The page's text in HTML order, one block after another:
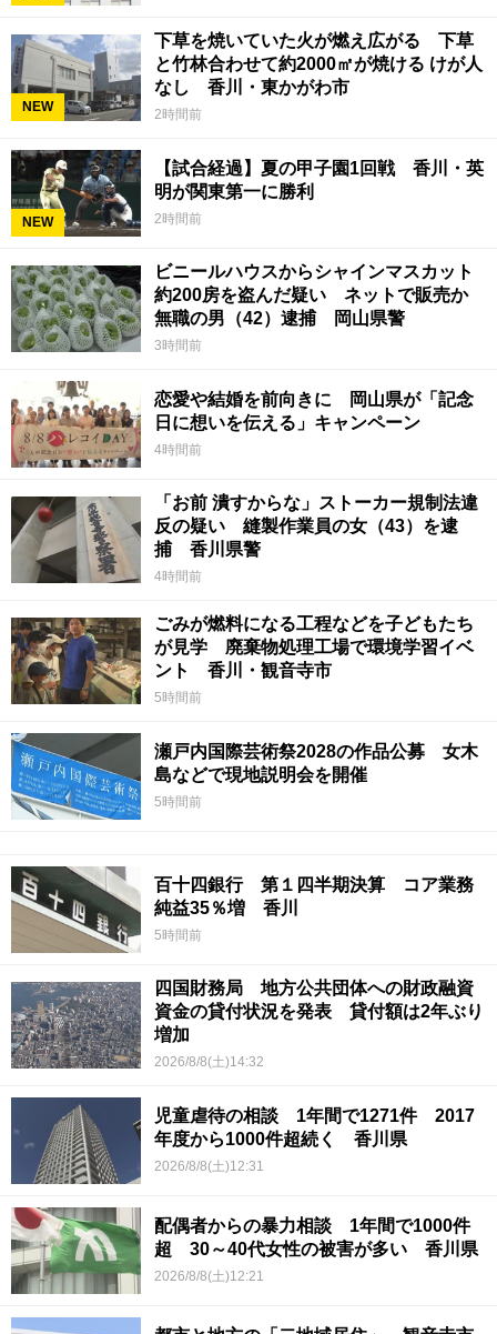
NEW
下草を焼いていた火が燃え広がる 下草
と竹林合わせて約2000㎡が焼ける けが人
なし 香川・東かがわ市
2時間前
NEW
【試合経過】夏の甲子園1回戦 香川・英
明が関東第一に勝利
2時間前
ビニールハウスからシャインマスカット
約200房を盗んだ疑い ネットで販売か
無職の男（42）逮捕 岡山県警
3時間前
恋愛や結婚を前向きに 岡山県が「記念
日に想いを伝える」キャンペーン
4時間前
「お前 潰すからな」ストーカー規制法違
反の疑い 縫製作業員の女（43）を逮
捕 香川県警
4時間前
ごみが燃料になる工程などを子どもたち
が見学 廃棄物処理工場で環境学習イベ
ント 香川・観音寺市
5時間前
瀬戸内国際芸術祭2028の作品公募 女木
島などで現地説明会を開催
5時間前
百十四銀行 第１四半期決算 コア業務
純益35％増 香川
5時間前
四国財務局 地方公共団体への財政融資
資金の貸付状況を発表 貸付額は2年ぶり
増加
2026/8/8(土)14:32
児童虐待の相談 1年間で1271件 2017
年度から1000件超続く 香川県
2026/8/8(土)12:31
配偶者からの暴力相談 1年間で1000件
超 30～40代女性の被害が多い 香川県
2026/8/8(土)12:21